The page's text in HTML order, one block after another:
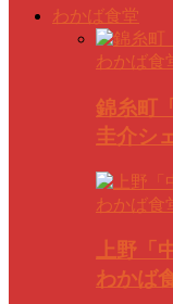
わかば食堂
わかば食
錦糸町
圭介シ
わかば食
上野「
わかば